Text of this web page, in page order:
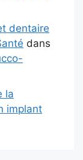
dentaire
dans
la
implant